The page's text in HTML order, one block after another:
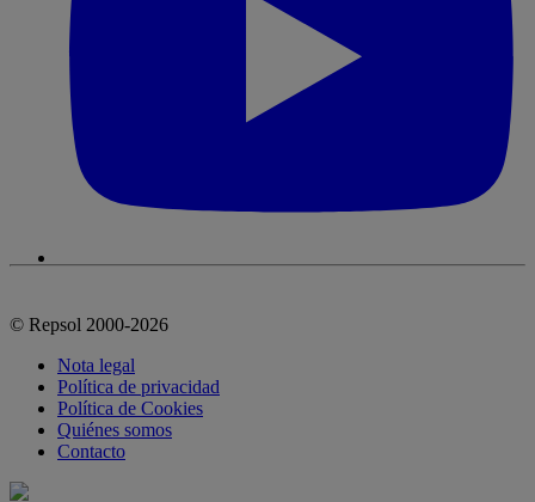
© Repsol 2000-2026
Nota legal
Política de privacidad
Política de Cookies
Quiénes somos
Contacto